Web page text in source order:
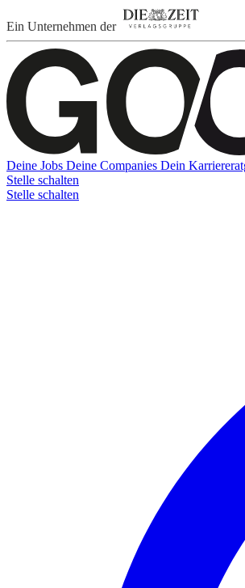
Ein Unternehmen der
Deine Jobs Deine Companies Dein
Stelle schalten
Stelle schalten